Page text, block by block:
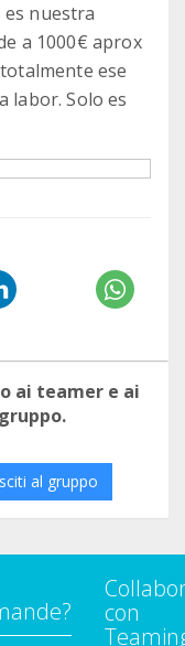
nuestra
a 1000€ aprox
ese
labor. Solo es
ai teamer e ai
al gruppo
con